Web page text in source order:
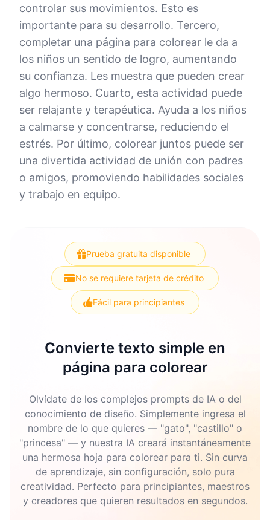
controlar sus movimientos. Esto es
importante para su desarrollo. Tercero,
completar una página para colorear le da a
los niños un sentido de logro, aumentando
su confianza. Les muestra que pueden crear
algo hermoso. Cuarto, esta actividad puede
ser relajante y terapéutica. Ayuda a los niños
a calmarse y concentrarse, reduciendo el
estrés. Por último, colorear juntos puede ser
una divertida actividad de unión con padres
o amigos, promoviendo habilidades sociales
y trabajo en equipo.
Prueba gratuita disponible
No se requiere tarjeta de crédito
Fácil para principiantes
Convierte texto simple en
página para colorear
Olvídate de los complejos prompts de IA o del
conocimiento de diseño. Simplemente ingresa el
nombre de lo que quieres — "gato", "castillo" o
"princesa" — y nuestra IA creará instantáneamente
una hermosa hoja para colorear para ti. Sin curva
de aprendizaje, sin configuración, solo pura
creatividad. Perfecto para principiantes, maestros
y creadores que quieren resultados en segundos.